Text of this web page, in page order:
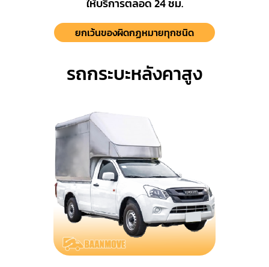
ให้บริการตลอด 24 ชม.
ยกเว้นของผิดกฏหมายทุกชนิด
รถกระบะหลังคาสูง